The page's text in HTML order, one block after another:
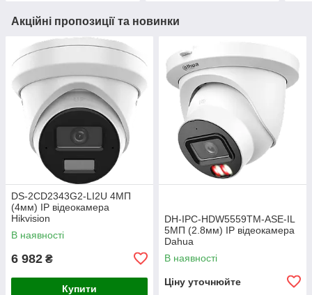
Акційні пропозиції та новинки
DS-2CD2343G2-LI2U 4МП
(4мм) IP відеокамера
Hikvision
В наявності
6 982 ₴
Купити
DH-IPC-HDW5559TM-ASE-IL
5МП (2.8мм) IP відеокамера
Dahua
В наявності
Ціну уточнюйте